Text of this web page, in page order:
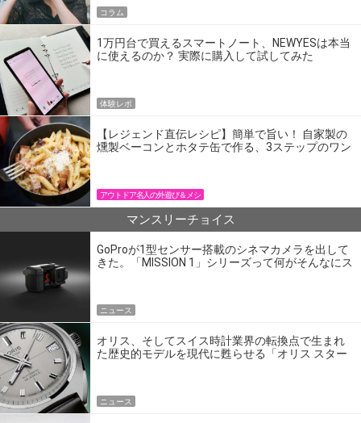
コラム
1万円台で買えるスマートノート、NEWYESは本当
に使えるのか？ 実際に購入して試してみた
体験レポ
【レジェンド直伝レシピ】簡単で旨い！ 自家製の
燻製ベーコンとホタテ缶で作る、3ステップのワン
アウトドア名人の外遊び＆メシ
マンスリーチョイス
GoProが1型センサー搭載のシネマカメラを出して
きた。「MISSION 1」シリーズって何がそんなにス
ニュース
オリス、そしてスイス時計業界の転換点で生まれ
た歴史的モデルを現代に甦らせる「オリス スター
ニュース